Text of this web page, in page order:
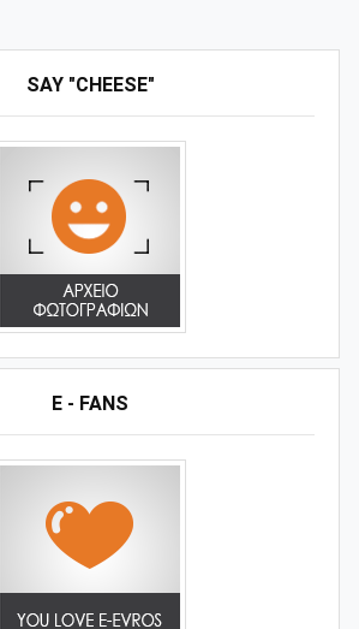
SAY "CHEESE"
E - FANS